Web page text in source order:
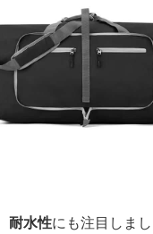
耐水性にも注目しまし